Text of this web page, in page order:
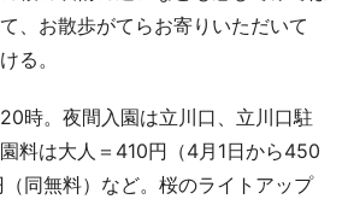
、お散歩がてらお寄りいただいて
る。
時。夜間入園は立川口、立川口駐
料は大人＝410円（4月1日から450
同無料）など。桜のライトアップ